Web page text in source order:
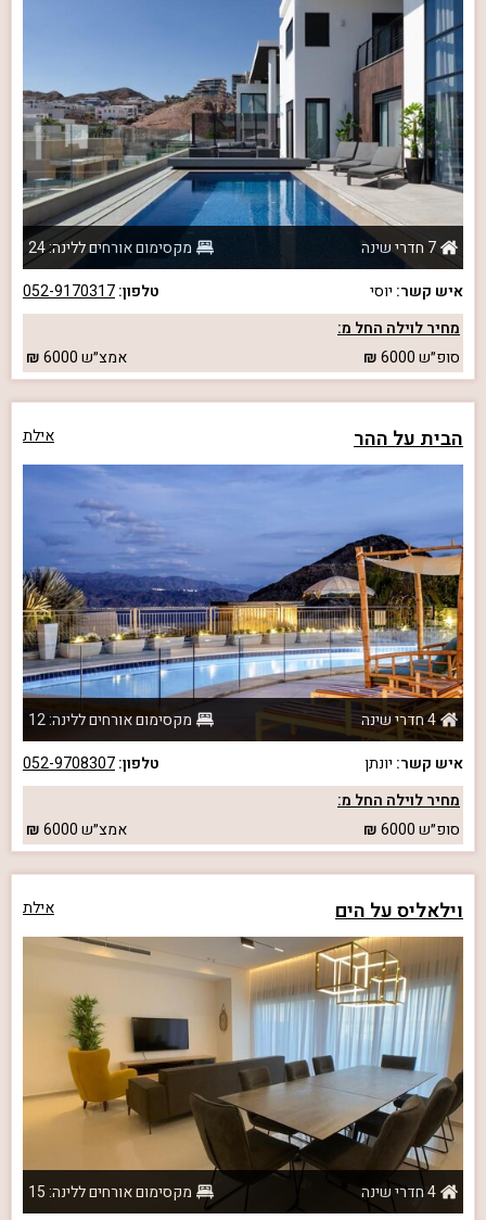
7 חדרי שינה
מקסימום אורחים ללינה: 24
איש קשר: יוסי טלפון:052-9170317
מחיר לוילה החל מ:
סופ״ש6000 אמצ״ש6000
הבית על ההר אילת
4 חדרי שינה
מקסימום אורחים ללינה: 12
איש קשר: יונתן טלפון:052-9708307
מחיר לוילה החל מ:
סופ״ש6000 אמצ״ש6000
וילאליס על הים אילת
4 חדרי שינה
מקסימום אורחים ללינה: 15